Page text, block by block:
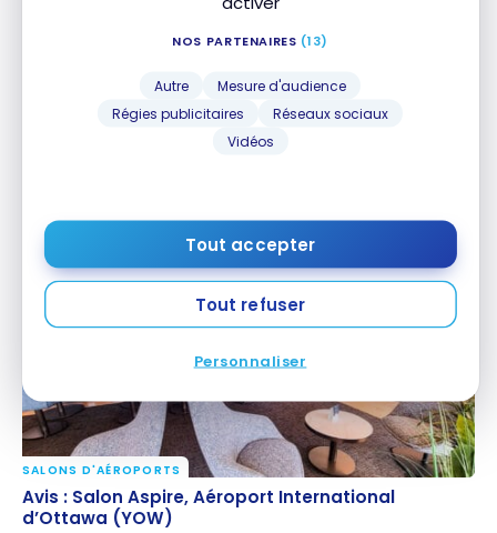
NOS PARTENAIRES (13)
Autre
Mesure d'audience
Régies publicitaires
Réseaux sociaux
Vidéos
Tout accepter
Tout refuser
Personnaliser
26 septembre 2023
Avis : Salon Aspire, Aéroport International d’Ottawa
(YOW)
SALONS D'AÉROPORTS
Avis : Salon Aspire, Aéroport International
d’Ottawa (YOW)